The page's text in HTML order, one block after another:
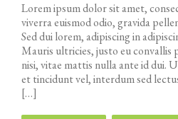
Lorem ipsum dolor sit amet,
viverra euismod odio, gravida
Sed dui lorem, adipiscing in
Mauris ultricies, justo eu convallis
nisi, vitae mattis nulla ante id dui.
et tincidunt vel, interdum sed
[…]